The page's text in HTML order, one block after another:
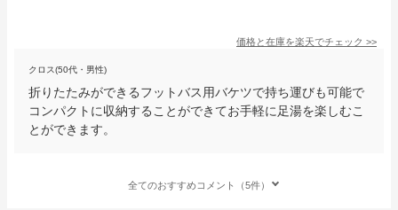
価格と在庫を楽天でチェック >>
クロス(50代・男性)
折りたたみができるフットバス用バケツで持ち運びも可能で
コンパクトに収納することができてお手軽に足湯を楽しむこ
とができます。
全てのおすすめコメント（5件）